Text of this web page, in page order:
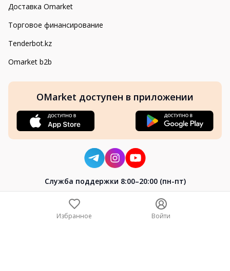
Доставка Omarket
Торговое финансирование
Tenderbot.kz
Omarket b2b
OMarket доступен в приложении
Cлужба поддержки 8:00–20:00 (пн-пт)
Избранное Войти